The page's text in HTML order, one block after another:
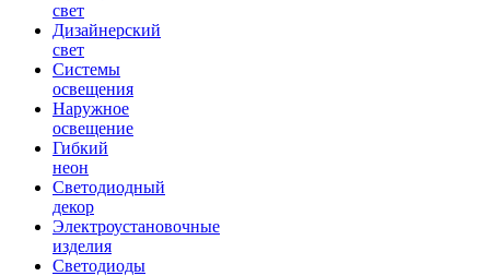
свет
Дизайнерский
свет
Системы
освещения
Наружное
освещение
Гибкий
неон
Светодиодный
декор
Электроустановочные
изделия
Светодиоды